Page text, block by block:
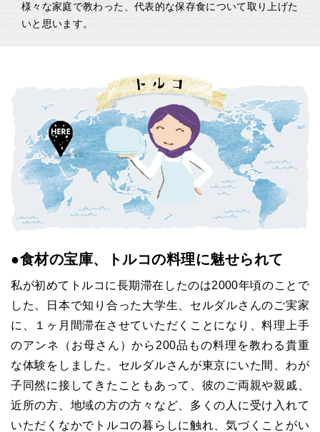
様々な家庭で教わった、代表的な保存食について取り上げた
いと思います。
●食材の宝庫、トルコの料理に魅せられて
私が初めてトルコに長期滞在したのは2000年頃のことで
した。日本で知り合った大学生、セルダルさんのご実家
に、１ヶ月間滞在させていただくことになり、料理上手
のアンネ（お母さん）から200品もの料理を教わる貴重
な体験をしました。セルダルさんが東京にいた間、わが
子同然に接してきたこともあって、彼のご両親や親戚、
近所の方、地域の方の方々など、多くの人に受け入れて
いただくなかでトルコの暮らしに触れ、気づくことがい